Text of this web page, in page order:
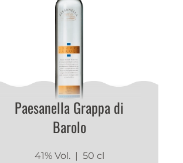
Paesanella Grappa di
Barolo
41% Vol. | 50 cl